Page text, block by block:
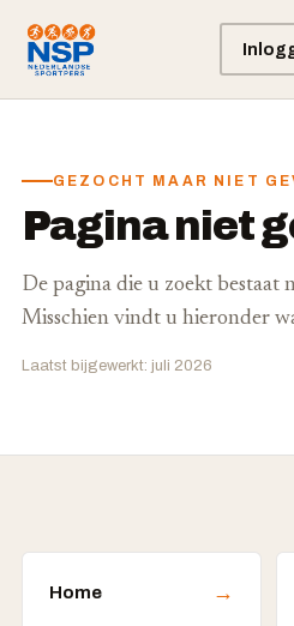
GEZOCHT MAAR NIET
Pagina niet
De pagina die u zoekt bestaat
Misschien vindt u hieronder
Laatst bijgewerkt: juli 2026
Home →